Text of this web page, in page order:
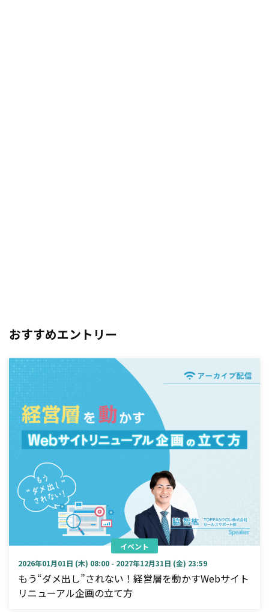
おすすめエントリー
イベント
2026年01月01日 (木) 08:00 - 2027年12月31日 (金) 23:59
もう“ダメ出し”されない！経営層を動かすWebサイト
リニューアル企画の立て方